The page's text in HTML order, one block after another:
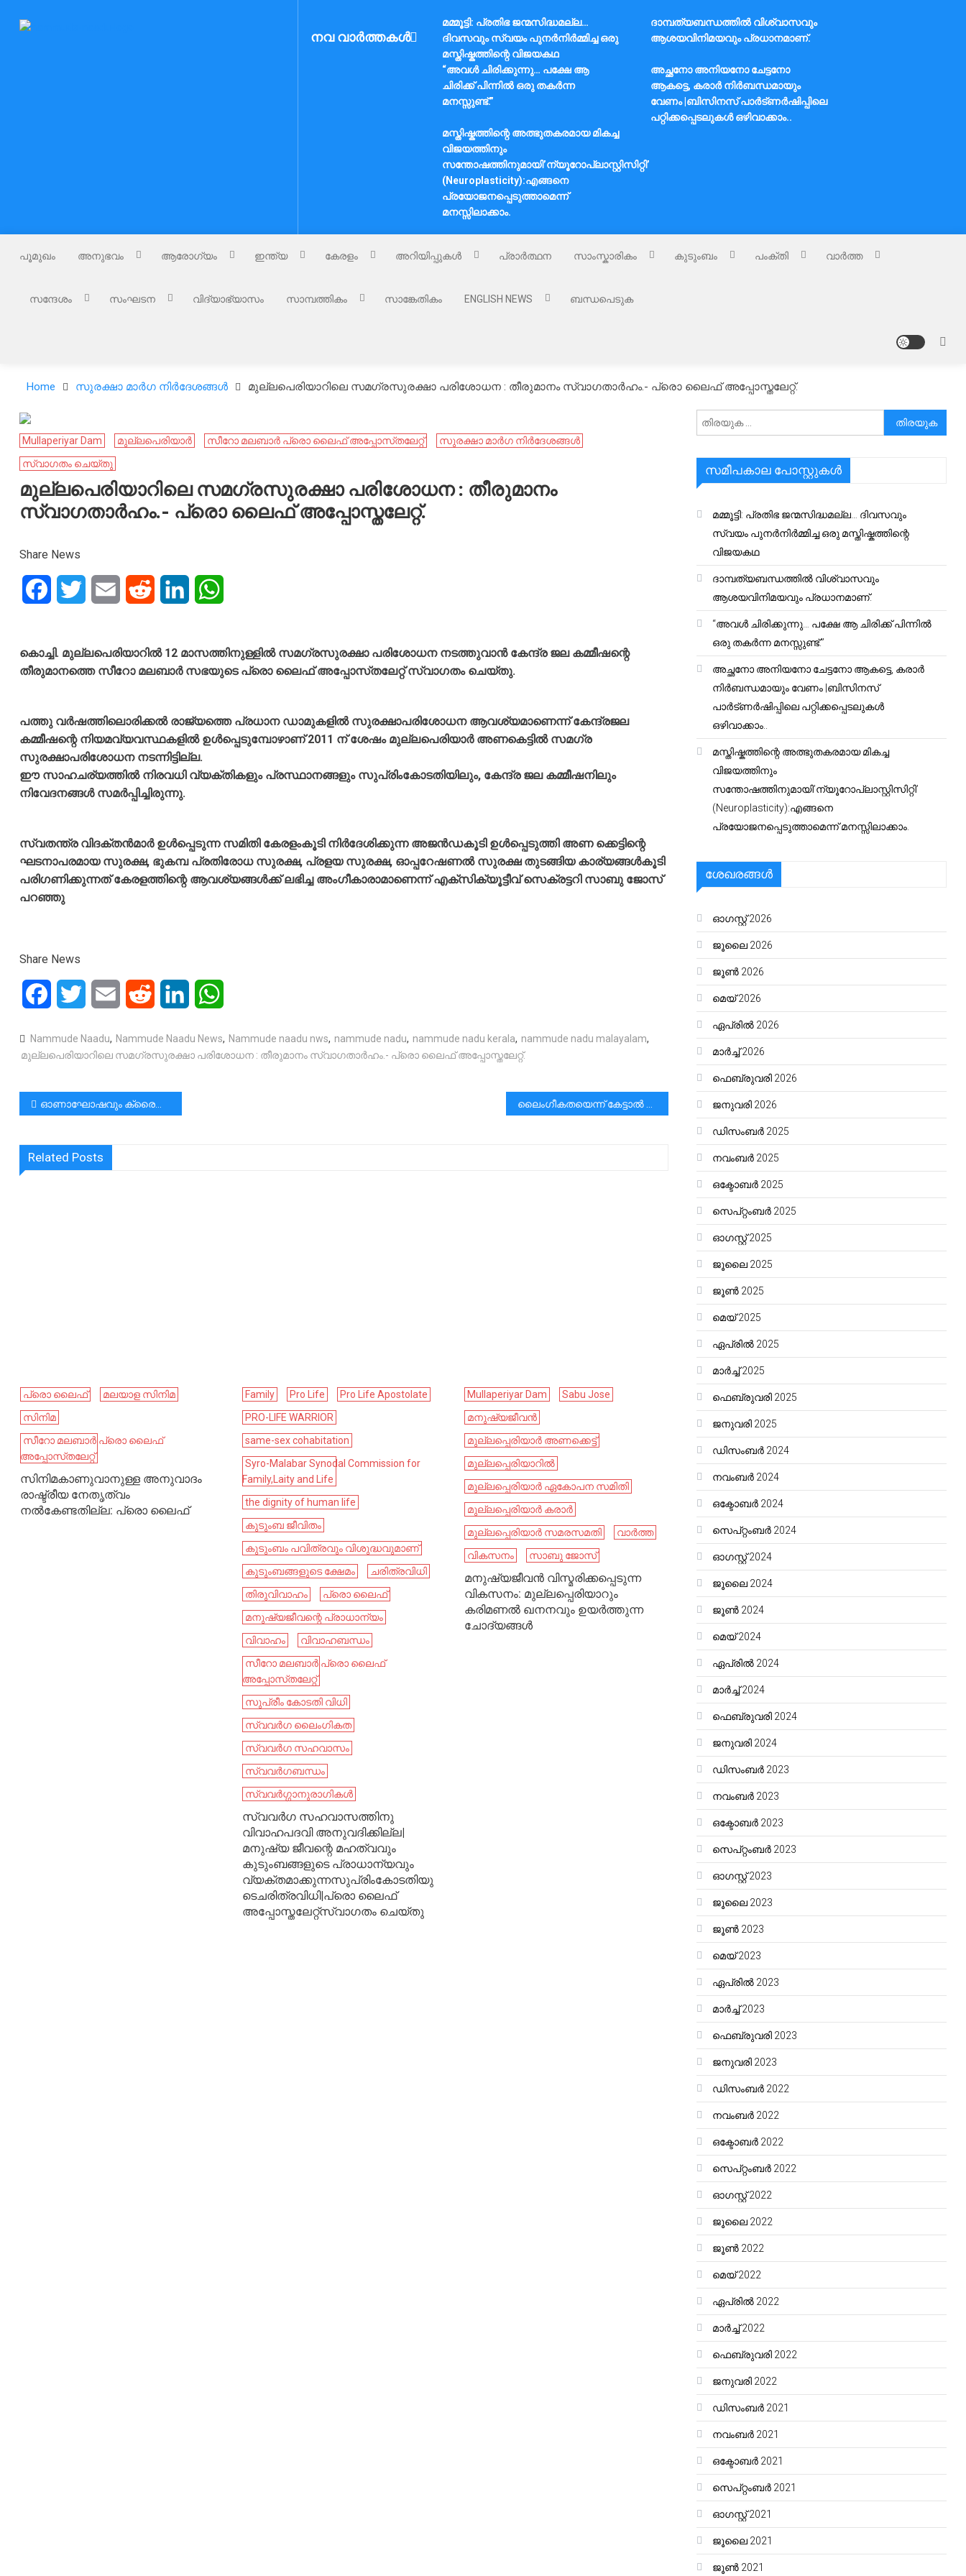
Nammude Naadu നവ വാർത്തകൾ
മമ്മൂട്ടി: പ്രതിഭ ജന്മസിദ്ധമല്ല…
ദിവസവും സ്വയം പുനർനിർമ്മിച്ച ഒരു
മസ്തിഷ്കത്തിന്റെ വിജയകഥ
ദാമ്പത്യബന്ധത്തിൽ വിശ്വാസവും
ആശയവിനിമയവും പ്രധാനമാണ്.
“അവൾ ചിരിക്കുന്നു… പക്ഷേ ആ
ചിരിക്ക് പിന്നിൽ ഒരു തകർന്ന
മനസ്സുണ്ട്.”
അച്ഛനോ അനിയനോ ചേട്ടനോ
ആകട്ടെ, കരാർ നിർബന്ധമായും
വേണം |ബിസിനസ് പാർട്ണർഷിപ്പിലെ
പറ്റിക്കപ്പെടലുകൾ ഒഴിവാക്കാം..
മസ്തിഷ്കത്തിന്റെ അത്ഭുതകരമായ മികച്ച
വിജയത്തിനും
സന്തോഷത്തിനുമായി’ന്യൂറോപ്ലാസ്റ്റിസിറ്റി’
(Neuroplasticity):എങ്ങനെ
പ്രയോജനപ്പെടുത്താമെന്ന്
മനസ്സിലാക്കാം.
പൂമുഖം അനുഭവം ആരോഗ്യം ഇന്ത്യ കേരളം അറിയിപ്പുകൾ പ്രാർത്ഥന സാംസ്കാരികം കുടുംബം പംക്തി വാർത്ത
സന്ദേശം സംഘടന വിദ്യാഭ്യാസം സാമ്പത്തികം സാങ്കേതികം ENGLISH NEWS ബന്ധപെടുക
Home സുരക്ഷാ മാർഗ നിർദേശങ്ങൾ മുല്ലപെരിയാറിലെ സമഗ്രസുരക്ഷാ പരിശോധന : തീരുമാനം സ്വാഗതാർഹം.- പ്രൊ ലൈഫ് അപ്പോസ്തലേറ്റ്.
Mullaperiyar Dam മുല്ലപെരിയാർ സീറോ മലബാർ പ്രൊ ലൈഫ് അപ്പോസ്‌തലേറ്റ്
സുരക്ഷാ മാർഗ നിർദേശങ്ങൾ
സ്വാഗതം ചെയ്തു
മുല്ലപെരിയാറിലെ സമഗ്രസുരക്ഷാ പരിശോധന : തീരുമാനം
സ്വാഗതാർഹം.- പ്രൊ ലൈഫ് അപ്പോസ്തലേറ്റ്.
Share News
FacebookTwitter Email Reddit LinkedIn
കൊച്ചി. മുല്ലപെരിയാറിൽ 12 മാസത്തിനുള്ളിൽ സമഗ്രസുരക്ഷാ പരിശോധന നടത്തുവാൻ കേന്ദ്ര ജല കമ്മീഷന്റെ
തീരുമാനത്തെ സീറോ മലബാർ സഭയുടെ പ്രൊ ലൈഫ് അപ്പോസ്‌തലേറ്റ് സ്വാഗതം ചെയ്തു.
പത്തു വർഷത്തിലൊരിക്കൽ രാജ്യത്തെ പ്രധാന ഡാമുകളിൽ സുരക്ഷാപരിശോധന ആവശ്യമാണെന്ന് കേന്ദ്രജല
കമ്മീഷന്റെ നിയമവ്യവസ്ഥകളിൽ ഉൾപ്പെടുമ്പോഴാണ് 2011 ന് ശേഷം മുല്ലപെരിയാർ അണകെട്ടിൽ സമഗ്ര
സുരക്ഷാപരിശോധന നടന്നിട്ടില്ല.
ഈ സാഹചര്യത്തിൽ നിരവധി വ്യക്തികളും പ്രസ്ഥാനങ്ങളും സുപ്രിംകോടതിയിലും, കേന്ദ്ര ജല കമ്മീഷനിലും
നിവേദനങ്ങൾ സമർപ്പിച്ചിരുന്നു.
സ്വതന്ത്ര വിദക്തൻമാർ ഉൾപ്പെടുന്ന സമിതി കേരളംകൂടി നിർദേശിക്കുന്ന അജൻഡകൂടി ഉൾപ്പെടുത്തി അണ ക്കെട്ടിന്റെ
ഘടനാപരമായ സുരക്ഷ, ഭുകമ്പ പ്രതിരോധ സുരക്ഷ, പ്രളയ സുരക്ഷ, ഓപ്പറേഷണൽ സുരക്ഷ തുടങ്ങിയ കാര്യങ്ങൾകൂടി
പരിഗണിക്കുന്നത് കേരളത്തിന്റെ ആവശ്യങ്ങൾക്ക് ലഭിച്ച അംഗീകാരാമാണെന്ന് എക്സിക്യൂട്ടീവ് സെക്രട്ടറി സാബു ജോസ്
പറഞ്ഞു
Share News
FacebookTwitter Email Reddit LinkedIn
Nammude Naadu, Nammude Naadu News, Nammude naadu nws, nammude nadu, nammude nadu kerala, nammude nadu malayalam,
മുല്ലപെരിയാറിലെ സമഗ്രസുരക്ഷാ പരിശോധന : തീരുമാനം സ്വാഗതാർഹം.- പ്രൊ ലൈഫ് അപ്പോസ്തലേറ്റ്.
പോസ്റ്റുകളിലൂടെ
ഓണാഘോഷവും ക്രൈസ്തവ വിശ്വാസവം
Related Posts
പ്രൊ ലൈഫ്
മലയാള സിനിമ
സിനിമ
സീറോ മലബാർ പ്രൊ ലൈഫ്
അപ്പോസ്‌തലേറ്റ്
സിനിമകാണുവാനുള്ള അനുവാദം
രാഷ്ട്രീയ നേതൃത്വം
നൽകേണ്ടതില്ല: പ്രൊ ലൈഫ്
Family Pro Life
Pro Life Apostolate
PRO-LIFE WARRIOR
same-sex cohabitation
Syro-Malabar Synodal Commission for
Family,Laity and Life
the dignity of human life
കുടുംബ ജീവിതം
കുടുംബം പവിത്രവും വിശുദ്ധവുമാണ്
കുടുംബങ്ങളുടെ ക്ഷേമം
ചരിത്രവിധി
തിരുവിവാഹം
പ്രൊ ലൈഫ്
മനുഷ്യജീവന്റെ പ്രാധാന്യം
വിവാഹം
വിവാഹബന്ധം
സീറോ മലബാർ പ്രൊ ലൈഫ്
അപ്പോസ്‌തലേറ്റ്
സുപ്രീം കോടതി വിധി
സ്വവർഗ ലൈംഗികത
സ്വവർഗ സഹവാസം
സ്വവർഗബന്ധം
സ്വവർഗ്ഗാനുരാഗികൾ
സ്വവർഗ സഹവാസത്തിനു
വിവാഹപദവി അനുവദിക്കില്ല|
മനുഷ്യ ജീവന്റെ മഹത്വവും
കുടുംബങ്ങളുടെ പ്രാധാന്യവും
വ്യക്തമാക്കുന്നസുപ്രിംകോടതിയു
ടെചരിത്രവിധി|പ്രൊ ലൈഫ്
അപ്പോസ്തലേറ്റ്സ്വാഗതം ചെയ്‌തു
Mullaperiyar Dam
Sabu Jose
മനുഷ്യജീവൻ
മുല്ലപ്പെരിയാര്‍ അണക്കെട്ട്
മുല്ലപ്പെരിയാറിൽ
മുല്ലപ്പെരിയാർ ഏകോപന സമിതി
മുല്ലപ്പെരിയാർ കരാർ
മുല്ലപ്പെരിയാർ സമരസമതി
വാർത്ത
വികസനം
സാബു ജോസ്
മനുഷ്യജീവൻ വിസ്മരിക്കപ്പെടുന്ന
വികസനം: മുല്ലപ്പെരിയാറും
കരിമണൽ ഖനനവും ഉയർത്തുന്ന
ചോദ്യങ്ങൾ
അനേഷിക്കുക
സമീപകാല പോസ്റ്റുകൾ
മമ്മൂട്ടി: പ്രതിഭ ജന്മസിദ്ധമല്ല… ദിവസവും
സ്വയം പുനർനിർമ്മിച്ച ഒരു മസ്തിഷ്കത്തിന്റെ
വിജയകഥ
ദാമ്പത്യബന്ധത്തിൽ വിശ്വാസവും
ആശയവിനിമയവും പ്രധാനമാണ്.
“അവൾ ചിരിക്കുന്നു… പക്ഷേ ആ ചിരിക്ക് പിന്നിൽ
ഒരു തകർന്ന മനസ്സുണ്ട്.”
അച്ഛനോ അനിയനോ ചേട്ടനോ ആകട്ടെ, കരാർ
നിർബന്ധമായും വേണം |ബിസിനസ്
പാർട്ണർഷിപ്പിലെ പറ്റിക്കപ്പെടലുകൾ
ഒഴിവാക്കാം..
മസ്തിഷ്കത്തിന്റെ അത്ഭുതകരമായ മികച്ച
വിജയത്തിനും
സന്തോഷത്തിനുമായി’ന്യൂറോപ്ലാസ്റ്റിസിറ്റി’
(Neuroplasticity):എങ്ങനെ
പ്രയോജനപ്പെടുത്താമെന്ന് മനസ്സിലാക്കാം.
ശേഖരങ്ങൾ
ഓഗസ്റ്റ്‌ 2026
ജൂലൈ 2026
ജൂൺ 2026
മെയ്‌ 2026
ഏപ്രിൽ 2026
മാർച്ച്‌ 2026
ഫെബ്രുവരി 2026
ജനുവരി 2026
ഡിസംബർ 2025
നവംബർ 2025
ഒക്ടോബർ 2025
സെപ്റ്റംബർ 2025
ഓഗസ്റ്റ്‌ 2025
ജൂലൈ 2025
ജൂൺ 2025
മെയ്‌ 2025
ഏപ്രിൽ 2025
മാർച്ച്‌ 2025
ഫെബ്രുവരി 2025
ജനുവരി 2025
ഡിസംബർ 2024
നവംബർ 2024
ഒക്ടോബർ 2024
സെപ്റ്റംബർ 2024
ഓഗസ്റ്റ്‌ 2024
ജൂലൈ 2024
ജൂൺ 2024
മെയ്‌ 2024
ഏപ്രിൽ 2024
മാർച്ച്‌ 2024
ഫെബ്രുവരി 2024
ജനുവരി 2024
ഡിസംബർ 2023
നവംബർ 2023
ഒക്ടോബർ 2023
സെപ്റ്റംബർ 2023
ഓഗസ്റ്റ്‌ 2023
ജൂലൈ 2023
ജൂൺ 2023
മെയ്‌ 2023
ഏപ്രിൽ 2023
മാർച്ച്‌ 2023
ഫെബ്രുവരി 2023
ജനുവരി 2023
ഡിസംബർ 2022
നവംബർ 2022
ഒക്ടോബർ 2022
സെപ്റ്റംബർ 2022
ഓഗസ്റ്റ്‌ 2022
ജൂലൈ 2022
ജൂൺ 2022
മെയ്‌ 2022
ഏപ്രിൽ 2022
മാർച്ച്‌ 2022
ഫെബ്രുവരി 2022
ജനുവരി 2022
ഡിസംബർ 2021
നവംബർ 2021
ഒക്ടോബർ 2021
സെപ്റ്റംബർ 2021
ഓഗസ്റ്റ്‌ 2021
ജൂലൈ 2021
ജൂൺ 2021